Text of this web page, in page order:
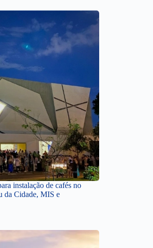
instalação de cafés no
da Cidade, MIS e